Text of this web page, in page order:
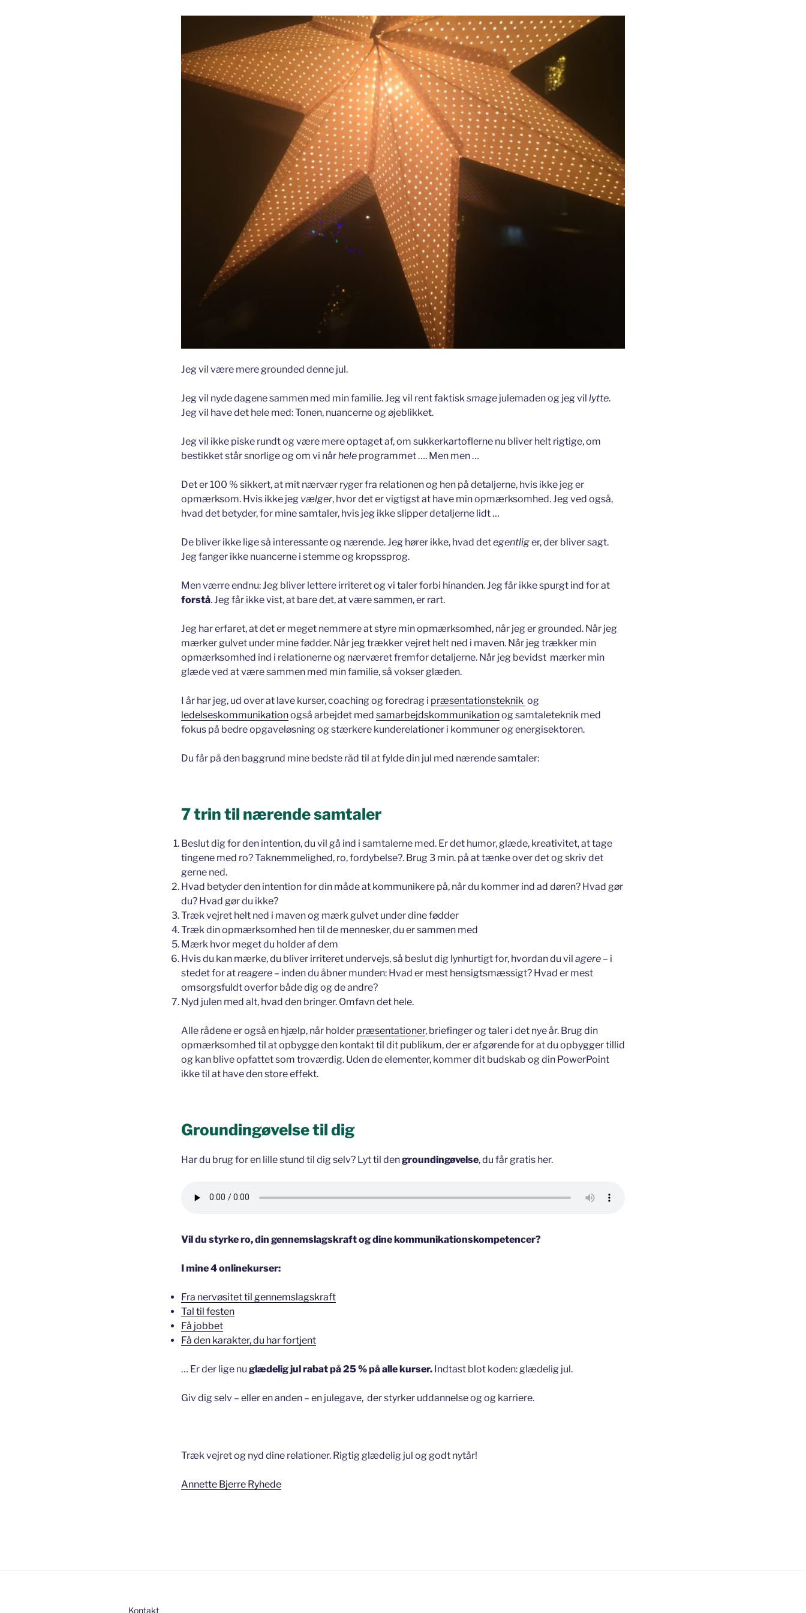
Jeg vil være mere grounded denne jul.
Jeg vil nyde dagene sammen med min familie. Jeg vil rent faktisk smage julemaden og jeg vil lytte.
Jeg vil have det hele med: Tonen, nuancerne og øjeblikket.
Jeg vil ikke piske rundt og være mere optaget af, om sukkerkartoflerne nu bliver helt rigtige, om
bestikket står snorlige og om vi nårhele programmet …. Men men …
Det er 100 % sikkert, at mit nærvær ryger fra relationen og hen på detaljerne, hvis ikke jeg er
opmærksom. Hvis ikke jeg vælger, hvor det er vigtigst at have min opmærksomhed. Jeg ved også,
hvad det betyder, for mine samtaler, hvis jeg ikke slipper detaljerne lidt …
De bliver ikke lige så interessante og nærende. Jeg hører ikke, hvad detegentliger, der bliver sagt.
Jeg fanger ikke nuancerne i stemme og kropssprog.
Men værre endnu: Jeg bliver lettere irriteret og vi taler forbi hinanden. Jeg får ikke spurgt ind for at
forstå. Jeg får ikke vist, at bare det, at være sammen, er rart.
Jeg har erfaret, at det er meget nemmere at styre min opmærksomhed, når jeg er grounded. Når jeg
mærker gulvet under mine fødder. Når jeg trækker vejret helt ned i maven. Når jeg trækker min
opmærksomhed ind i relationerne og nærværet fremfor detaljerne. Når jeg bevidst mærker min
glæde ved at være sammen med min familie, så vokser glæden.
I år har jeg, ud over at lave kurser, coaching og foredrag i præsentationsteknik og
ledelseskommunikationogså arbejdet med samarbejdskommunikationog samtaleteknik med
fokus på bedre opgaveløsning og stærkere kunderelationer i kommuner og energisektoren.
Du får på den baggrund mine bedste råd til at fylde din jul med nærende samtaler:
7 trin til nærende samtaler
Beslut dig for den intention, du vil gå ind i samtalerne med. Er det humor, glæde, kreativitet, at tage
tingene med ro? Taknemmelighed, ro, fordybelse?. Brug 3 min. på at tænke over det og skriv det
gerne ned.
Hvad betyder den intention for din måde at kommunikere på, når du kommer ind ad døren? Hvad gør
du? Hvad gør du ikke?
Træk vejret helt ned i maven og mærk gulvet under dine fødder
Træk din opmærksomhed hen til de mennesker, du er sammen med
Mærk hvor meget du holder af dem
Hvis du kan mærke, du bliver irriteret undervejs, så beslut dig lynhurtigt for, hvordan du vil agere – i
stedet for atreagere – inden du åbner munden: Hvad er mest hensigtsmæssigt? Hvad er mest
omsorgsfuldt overfor både dig og de andre?
Nyd julen med alt, hvad den bringer. Omfavn det hele.
Alle rådene er også en hjælp, når holder præsentationer, briefinger og taler i det nye år. Brug din
opmærksomhed til at opbygge den kontakt til dit publikum, der er afgørende for at du opbygger tillid
og kan blive opfattet som troværdig. Uden de elementer, kommer dit budskab og din PowerPoint
ikke til at have den store effekt.
Groundingøvelse til dig
Har du brug for en lille stund til dig selv? Lyt til dengroundingøvelse, du får gratis her.
Vil du styrke ro, din gennemslagskraft og dine kommunikationskompetencer?
I mine 4 onlinekurser:
Fra nervøsitet til gennemslagskraft
Tal til festen
Få jobbet
Få den karakter, du har fortjent
… Er der lige nu glædelig jul rabat på 25 % på alle kurser. Indtast blot koden: glædelig jul.
Giv dig selv – eller en anden – en julegave, der styrker uddannelse og og karriere.
Træk vejret og nyd dine relationer. Rigtig glædelig jul og godt nytår!
Annette Bjerre Ryhede
Kontakt